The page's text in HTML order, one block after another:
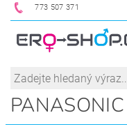
773 507 371
PANASONIC